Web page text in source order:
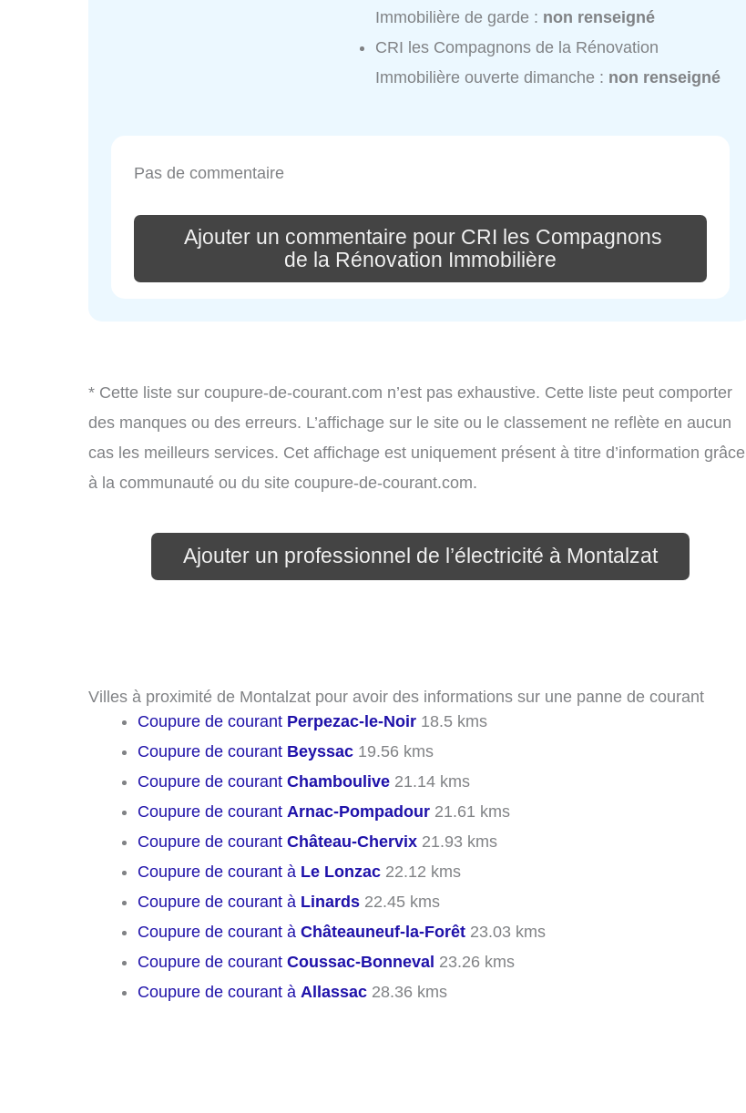
Immobilière de garde : non renseigné
CRI les Compagnons de la Rénovation
Immobilière ouverte dimanche : non renseigné
Pas de commentaire
Ajouter un commentaire pour CRI les Compagnons
de la Rénovation Immobilière
* Cette liste sur coupure-de-courant.com n’est pas exhaustive. Cette liste peut comporter
des manques ou des erreurs. L’affichage sur le site ou le classement ne reflète en aucun
cas les meilleurs services. Cet affichage est uniquement présent à titre d’information grâce
à la communauté ou du site coupure-de-courant.com.
Ajouter un professionnel de l’électricité à Montalzat
Villes à proximité de Montalzat pour avoir des informations sur une panne de courant
Coupure de courant Perpezac-le-Noir 18.5 kms
Coupure de courant Beyssac 19.56 kms
Coupure de courant Chamboulive 21.14 kms
Coupure de courant Arnac-Pompadour 21.61 kms
Coupure de courant Château-Chervix 21.93 kms
Coupure de courant à Le Lonzac 22.12 kms
Coupure de courant à Linards 22.45 kms
Coupure de courant à Châteauneuf-la-Forêt 23.03 kms
Coupure de courant Coussac-Bonneval 23.26 kms
Coupure de courant à Allassac 28.36 kms